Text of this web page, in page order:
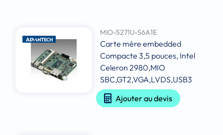
MIO-5271U-S6A1E
Carte mère embedded
Compacte 3,5 pouces, Intel
Celeron 2980,MIO
SBC,GT2,VGA,LVDS,USB3
Ajouter au devis